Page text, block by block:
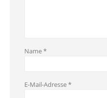
Name*
E-Mail-Adresse*